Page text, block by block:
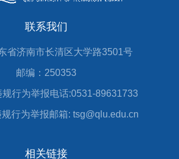
联系我们
省济南市长清区大学路3501号
邮编：250353
规行为举报电话:0531-89631733
行为举报邮箱: tsg@qlu.edu.cn
相关链接